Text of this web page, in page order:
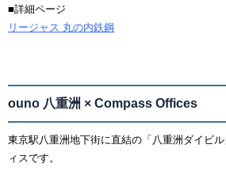
■詳細ページ
リージャス 丸の内鉄鋼
ouno 八重洲 × Compass Offices
東京駅八重洲地下街に直結の「八重洲ダイビ
ィスです。